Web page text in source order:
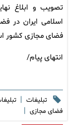
تصویب و ابلاغ
اسلامی ایران در
فضای مجازی کشور
انتهای پیام/
تبلیغات |
فضای مجازی |